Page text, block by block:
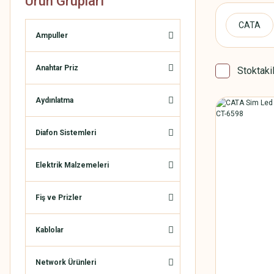
Ampuller
Anahtar Priz
Aydınlatma
Diafon Sistemleri
Elektrik Malzemeleri
Fiş ve Prizler
Kablolar
Network Ürünleri
CATA